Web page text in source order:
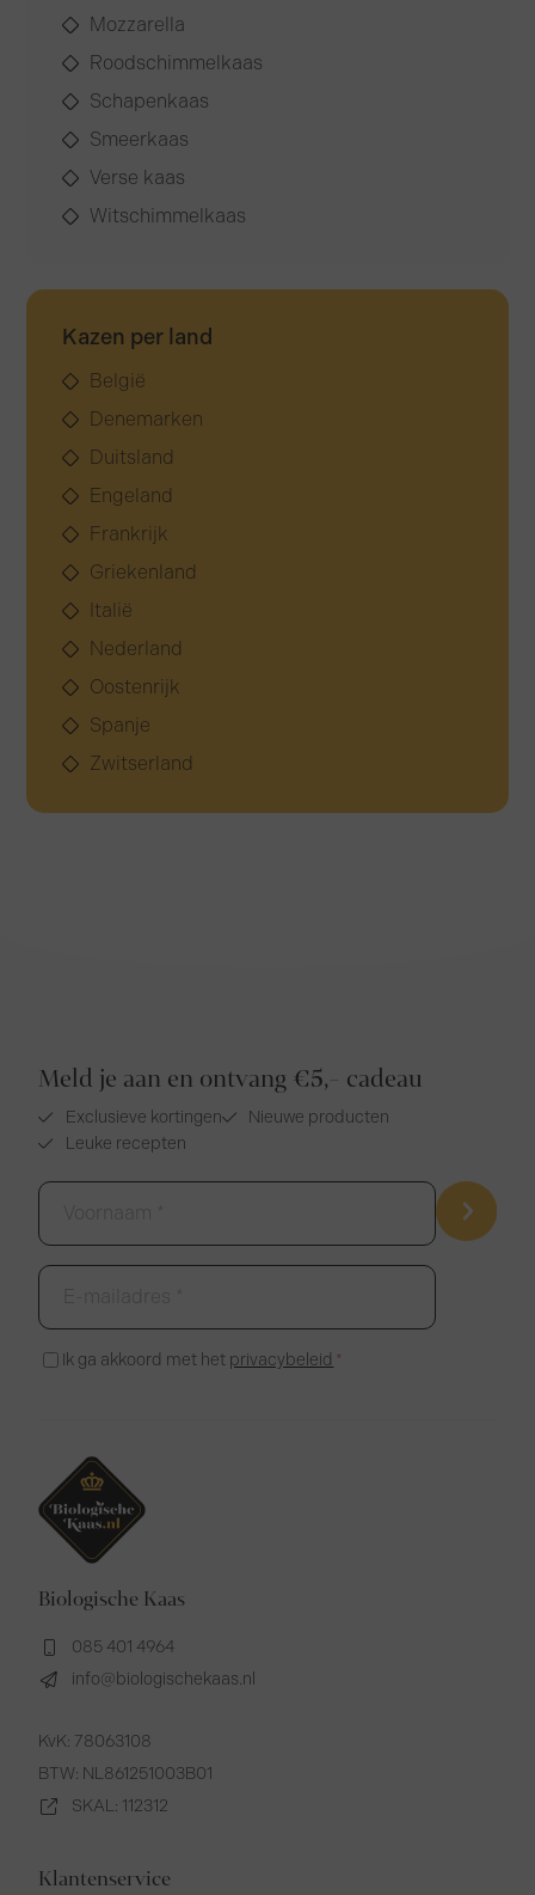
Mozzarella
Roodschimmelkaas
Schapenkaas
Smeerkaas
Verse kaas
Witschimmelkaas
Kazen per land
België
Denemarken
Duitsland
Engeland
Frankrijk
Griekenland
Italië
Nederland
Oostenrijk
Spanje
Zwitserland
Meld je aan en ontvang €5,- cadeau
Exclusieve kortingen
Nieuwe producten
Leuke recepten
Voornaam
E-
mailadres
*
Instemming
Ik ga akkoord met het privacybeleid *
Biologische Kaas
085 401 4964
info@biologischekaas.nl
KvK: 78063108
BTW: NL861251003B01
SKAL: 112312
Klantenservice